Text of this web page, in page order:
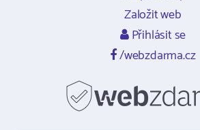
Založit web
Přihlásit se
/webzdarma.cz